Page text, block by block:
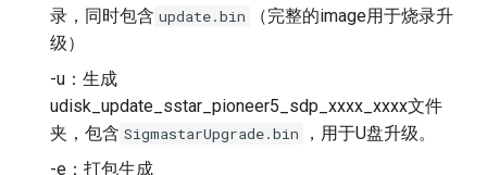
录，同时包含 update.bin
（完整的image用于烧录升
级）
-u：生成
udisk_update_sstar_pioneer5_sdp_xxxx_xxxx文件
夹，包含 SigmastarUpgrade.bin
，用于U盘升级。
-e：打包生成